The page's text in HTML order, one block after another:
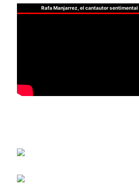
Rafa Manjarrez, el cantautor sentimental